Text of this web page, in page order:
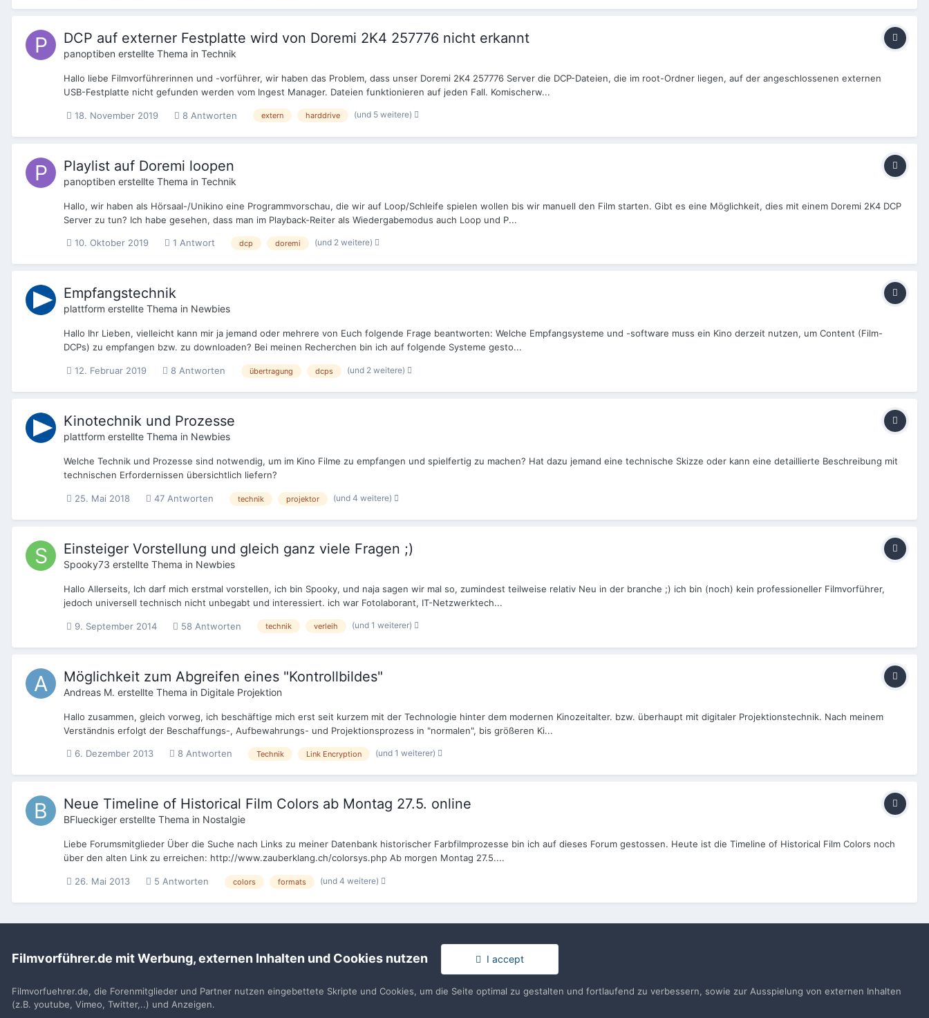
DCP auf externer Festplatte wird von Doremi 2K4 257776 nicht erkannt
panoptiben erstellte Thema in Technik
Hallo liebe Filmvorführerinnen und -vorführer, wir haben das Problem, dass unser Doremi 2K4 257776 Server die DCP-Dateien, die im root-Ordner liegen, auf der angeschlossenen externen
USB-Festplatte nicht gefunden werden vom Ingest Manager. Dateien funktionieren auf jeden Fall. Komischerw...
18. November 2019 8 Antworten extern harddrive (und 5 weitere)
Playlist auf Doremi loopen
panoptiben erstellte Thema in Technik
Hallo, wir haben als Hörsaal-/Unikino eine Programmvorschau, die wir auf Loop/Schleife spielen wollen bis wir manuell den Film starten. Gibt es eine Möglichkeit, dies mit einem Doremi 2K4 DCP
Server zu tun? Ich habe gesehen, dass man im Playback-Reiter als Wiedergabemodus auch Loop und P...
10. Oktober 2019 1 Antwort dcp doremi (und 2 weitere)
Empfangstechnik
plattform erstellte Thema in Newbies
Hallo Ihr Lieben, vielleicht kann mir ja jemand oder mehrere von Euch folgende Frage beantworten: Welche Empfangsysteme und -software muss ein Kino derzeit nutzen, um Content (Film-
DCPs) zu empfangen bzw. zu downloaden? Bei meinen Recherchen bin ich auf folgende Systeme gesto...
12. Februar 2019 8 Antworten übertragung dcps (und 2 weitere)
Kinotechnik und Prozesse
plattform erstellte Thema in Newbies
Welche Technik und Prozesse sind notwendig, um im Kino Filme zu empfangen und spielfertig zu machen? Hat dazu jemand eine technische Skizze oder kann eine detaillierte Beschreibung mit
technischen Erfordernissen übersichtlich liefern?
25. Mai 2018 47 Antworten technik projektor (und 4 weitere)
Einsteiger Vorstellung und gleich ganz viele Fragen ;)
Spooky73 erstellte Thema in Newbies
Hallo Allerseits, Ich darf mich erstmal vorstellen, ich bin Spooky, und naja sagen wir mal so, zumindest teilweise relativ Neu in der branche ;) ich bin (noch) kein professioneller Filmvorführer,
jedoch universell technisch nicht unbegabt und interessiert. ich war Fotolaborant, IT-Netzwerktech...
9. September 2014 58 Antworten technik verleih (und 1 weiterer)
Möglichkeit zum Abgreifen eines "Kontrollbildes"
Andreas M. erstellte Thema in Digitale Projektion
Hallo zusammen, gleich vorweg, ich beschäftige mich erst seit kurzem mit der Technologie hinter dem modernen Kinozeitalter. bzw. überhaupt mit digitaler Projektionstechnik. Nach meinem
Verständnis erfolgt der Beschaffungs-, Aufbewahrungs- und Projektionsprozess in "normalen", bis größeren Ki...
6. Dezember 2013 8 Antworten Technik Link Encryption (und 1 weiterer)
Neue Timeline of Historical Film Colors ab Montag 27.5. online
BFlueckiger erstellte Thema in Nostalgie
Liebe Forumsmitglieder Über die Suche nach Links zu meiner Datenbank historischer Farbfilmprozesse bin ich auf dieses Forum gestossen. Heute ist die Timeline of Historical Film Colors noch
über den alten Link zu erreichen: http://www.zauberklang.ch/colorsys.php Ab morgen Montag 27.5....
26. Mai 2013 5 Antworten colors formats (und 4 weitere)
Startseite Suche
Filmvorführer.de via Google durchsuchen:
Filmvorführer.de mit Werbung, externen Inhalten und Cookies nutzen I accept
Filmvorfuehrer.de, die Forenmitglieder und Partner nutzen eingebettete Skripte und Cookies, um die Seite optimal zu gestalten und fortlaufend zu verbessern, sowie zur Ausspielung von externen Inhalten
(z.B. youtube, Vimeo, Twitter,..) und Anzeigen.